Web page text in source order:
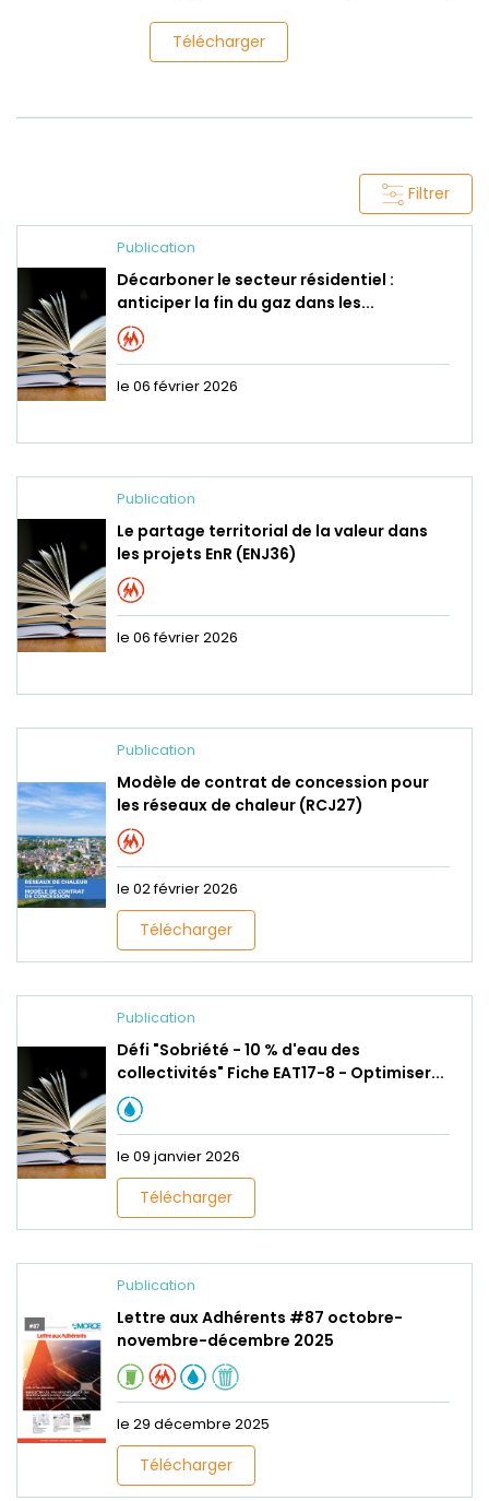
Télécharger
Filtrer
Publication
Décarboner le secteur résidentiel :
anticiper la fin du gaz dans les...
le 06 février 2026
Publication
Le partage territorial de la valeur dans
les projets EnR (ENJ36)
le 06 février 2026
Publication
Modèle de contrat de concession pour
les réseaux de chaleur (RCJ27)
le 02 février 2026
Télécharger
Publication
Défi "Sobriété - 10 % d'eau des
collectivités" Fiche EAT17-8 - Optimiser...
le 09 janvier 2026
Télécharger
Publication
Lettre aux Adhérents #87 octobre-
novembre-décembre 2025
le 29 décembre 2025
Télécharger